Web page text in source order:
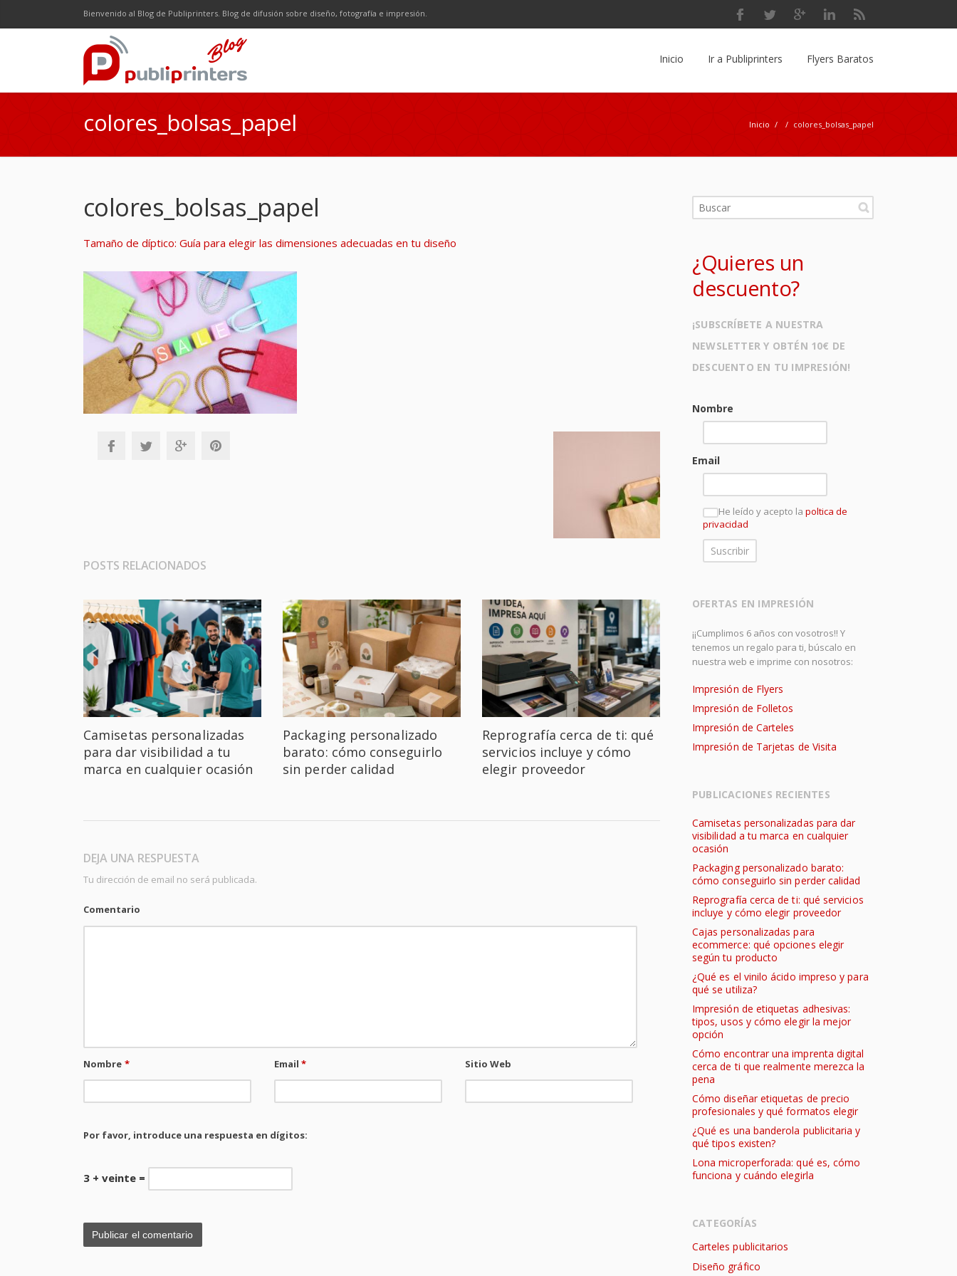
Bienvenido al Blog de Publiprinters. Blog de difusión sobre diseño, fotografía e impresión.
FacebookTwitterGoogle Plus
LinkedInRSS
Inicio Ir a Publiprinters Flyers Baratos
Inicio / / colores_bolsas_papel
colores_bolsas_papel
colores_bolsas_papel
Tamaño de díptico: Guía para elegir las dimensiones adecuadas en tu diseño
POSTS RELACIONADOS
Camisetas personalizadas
para dar visibilidad a tu
marca en cualquier ocasión
Packaging personalizado
barato: cómo conseguirlo
sin perder calidad
Reprografía cerca de ti: qué
servicios incluye y cómo
elegir proveedor
DEJA UNA RESPUESTA
Tu dirección de email no será publicada.
Comentario
Nombre * Email* Sitio Web
Por favor, introduce una respuesta en dígitos:
3 + veinte =
¿Quieres un
descuento?
¡SUBSCRÍBETE A NUESTRA
NEWSLETTER Y OBTÉN 10€ DE
DESCUENTO EN TU IMPRESIÓN!
Nombre
Email
He leído y acepto la poltica de
privacidad
OFERTAS EN IMPRESIÓN
¡¡Cumplimos 6 años con vosotros!! Y
tenemos un regalo para ti, búscalo en
nuestra web e imprime con nosotros:
Impresión de Flyers
Impresión de Folletos
Impresión de Carteles
Impresión de Tarjetas de Visita
PUBLICACIONES RECIENTES
Camisetas personalizadas para dar
visibilidad a tu marca en cualquier
ocasión
Packaging personalizado barato:
cómo conseguirlo sin perder calidad
Reprografía cerca de ti: qué servicios
incluye y cómo elegir proveedor
Cajas personalizadas para
ecommerce: qué opciones elegir
según tu producto
¿Qué es el vinilo ácido impreso y para
qué se utiliza?
Impresión de etiquetas adhesivas:
tipos, usos y cómo elegir la mejor
opción
Cómo encontrar una imprenta digital
cerca de ti que realmente merezca la
pena
Cómo diseñar etiquetas de precio
profesionales y qué formatos elegir
¿Qué es una banderola publicitaria y
qué tipos existen?
Lona microperforada: qué es, cómo
funciona y cuándo elegirla
CATEGORÍAS
Carteles publicitarios
Diseño gráfico